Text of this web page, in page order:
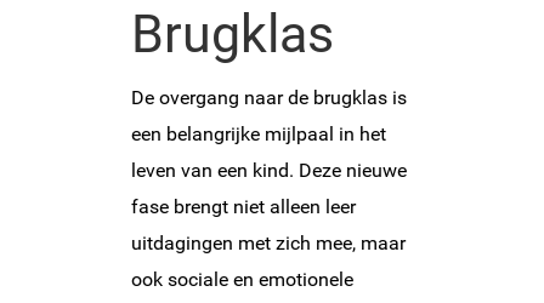
Brugklas
De overgang naar de brugklas is
een belangrijke mijlpaal in het
leven van een kind. Deze nieuwe
fase brengt niet alleen leer
uitdagingen met zich mee, maar
ook sociale en emotionele